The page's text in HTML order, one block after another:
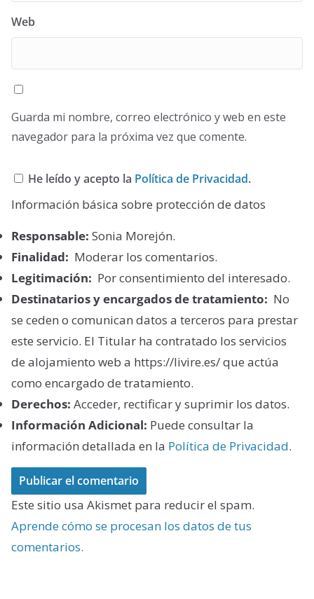
Web
Guarda mi nombre, correo electrónico y web en este
navegador para la próxima vez que comente.
He leído y acepto la Política de Privacidad.
Información básica sobre protección de datos
Responsable: Sonia Morejón.
Finalidad: Moderar los comentarios.
Legitimación: Por consentimiento del interesado.
Destinatarios y encargados de tratamiento: No
se ceden o comunican datos a terceros para prestar
este servicio. El Titular ha contratado los servicios
de alojamiento web a https://livire.es/ que actúa
como encargado de tratamiento.
Derechos: Acceder, rectificar y suprimir los datos.
Información Adicional: Puede consultar la
información detallada en la Política de Privacidad.
Este sitio usa Akismet para reducir el spam.
Aprende cómo se procesan los datos de tus
comentarios.